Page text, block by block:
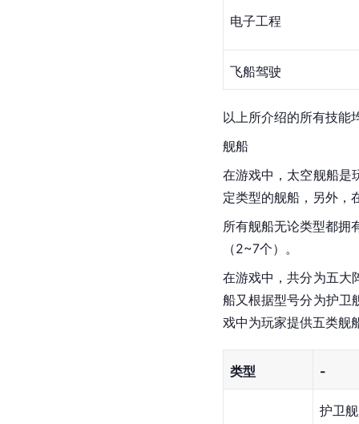
电子工程
飞船驾驶
以上所介绍的所有技能
舰船
在游戏中，太空舰船是
定类型的舰船，另外
所有舰船无论类型都拥
（2~7个）。
在游戏中，共分为五大
船又根据型号分为护卫
戏中为玩家提供五类
类型 -
护卫